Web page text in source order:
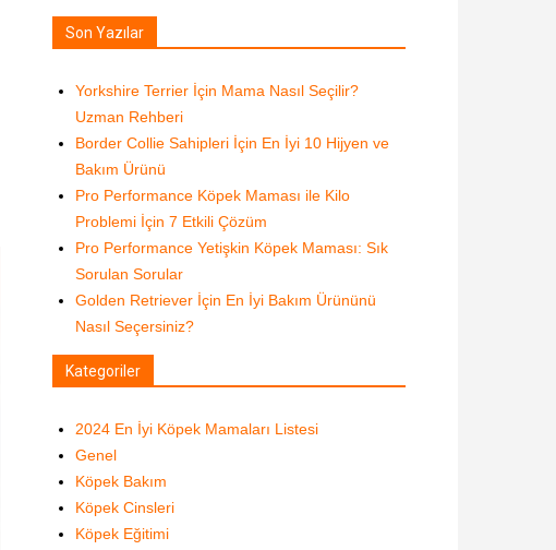
Son Yazılar
Yorkshire Terrier İçin Mama Nasıl Seçilir?
Uzman Rehberi
Border Collie Sahipleri İçin En İyi 10 Hijyen ve
Bakım Ürünü
Pro Performance Köpek Maması ile Kilo
Problemi İçin 7 Etkili Çözüm
Pro Performance Yetişkin Köpek Maması: Sık
Sorulan Sorular
Golden Retriever İçin En İyi Bakım Ürününü
Nasıl Seçersiniz?
Kategoriler
2024 En İyi Köpek Mamaları Listesi
Genel
Köpek Bakım
Köpek Cinsleri
Köpek Eğitimi